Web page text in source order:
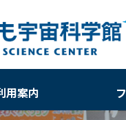
用案内